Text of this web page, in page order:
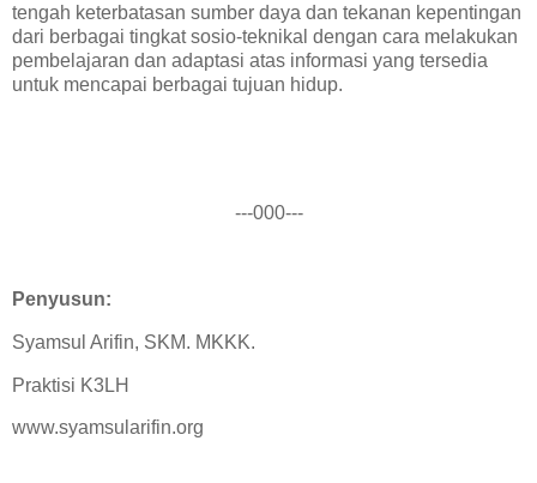
tengah keterbatasan sumber daya dan tekanan kepentingan
dari berbagai tingkat sosio-teknikal dengan cara melakukan
pembelajaran dan adaptasi atas informasi yang tersedia
untuk mencapai berbagai tujuan hidup.
---000---
Penyusun:
Syamsul Arifin, SKM. MKKK.
Praktisi K3LH
www.syamsularifin.org